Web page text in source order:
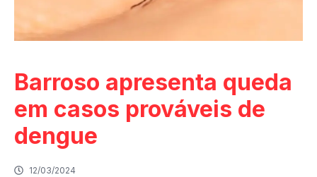
Barroso apresenta queda
em casos prováveis de
dengue
12/03/2024